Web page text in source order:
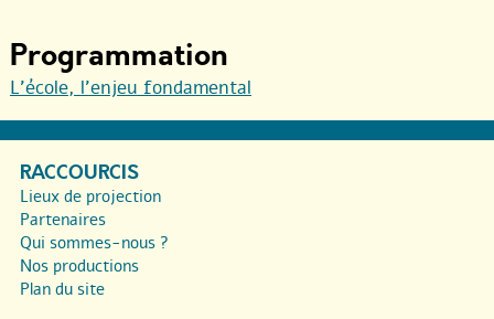
Programmation
L’école, l’enjeu fondamental
RACCOURCIS
Lieux de projection
Partenaires
Qui sommes-nous ?
Nos productions
Plan du site